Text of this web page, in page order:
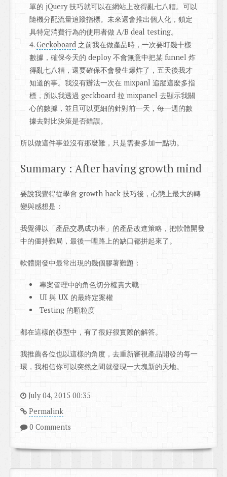
單的 jQuery 技巧就可以在網站上改得亂七八糟。可以
隨機分配流量追蹤指標。未來還會推出個人化，鎖定
具特定消費行為的使用者做 A/B deal testing。
Geckoboard 之前我在做產品時，一次要盯幾十樣
數據，確保今天的 deploy 不會無意中把某 funnel 炸
得亂七八糟，還要確保不會發生爆炸了，五天後我才
知道的事。我沒有辦法一次在 mixpanl 追蹤這麼多指
標，所以我透過 geckboard 拉 mixpanel 去顯示我關
心的數據，並且可以更細的針對前一天，每一週的數
據去對比決策是否錯誤。
所以做這件事並沒有那麼難，只是需要多加一點功。
Summary : After having growth mind
要說我覺得從學會 growth hack 技巧後，心態上最大的轉
變與感想是：
我覺得以「產品交易成功率」的產品改進策略，把軟體開發
中的僵持難局，最後一哩路上的缺口都拼起來了。
軟體開發中最常出現的幾個膠著難題：
專案管理中的角色切分權責大戰
UI 與 UX 的最終定案權
Testing 的顆粒度
都在這樣的模型中，有了很好很實際的解答。
我推薦各位也以這樣的角度，去重新審視產品開發的每一
環，我相信你可以突然之間就發現一大塊新的天地。
July 04, 2015 00:35
Permalink
0 Comments